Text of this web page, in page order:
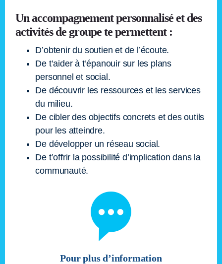
Un accompagnement personnalisé et des
activités de groupe te permettent :
D’obtenir du soutien et de l’écoute.
De t’aider à t’épanouir sur les plans
personnel et social.
De découvrir les ressources et les services
du milieu.
De cibler des objectifs concrets et des outils
pour les atteindre.
De développer un réseau social.
De t’offrir la possibilité d’implication dans la
communauté.
Pour plus d’information